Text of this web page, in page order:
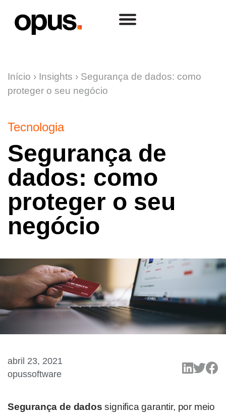
Início › Insights › Segurança de dados: como
proteger o seu negócio
Tecnologia
Segurança de
dados: como
proteger o seu
negócio
abril 23, 2021
opussoftware
Segurança de dados significa garantir, por meio